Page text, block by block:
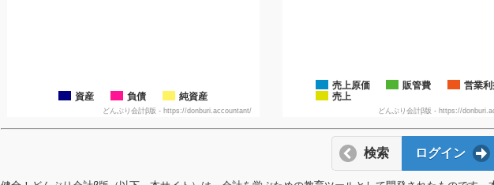
資産 負債 純資産
どんぶり会計β版 - https://donburi.accountant/
売上原価 販管費
営業
売上
どんぶり会計β版 - https://
検索 ログイン